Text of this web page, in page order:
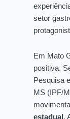
setor
Em Mato
positiva.
Pesquisa
MS (IPF/
estadual .